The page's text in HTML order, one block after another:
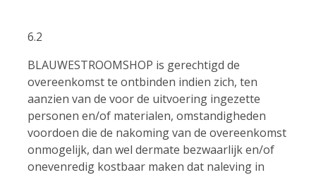
6.2
BLAUWESTROOMSHOP is gerechtigd de
overeenkomst te ontbinden indien zich, ten
aanzien van de voor de uitvoering ingezette
personen en/of materialen, omstandigheden
voordoen die de nakoming van de overeenkomst
onmogelijk, dan wel dermate bezwaarlijk en/of
onevenredig kostbaar maken dat naleving in